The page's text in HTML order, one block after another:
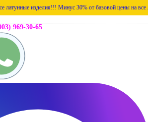
изделия!!! Минус 30% от базовой цены на все
969-30-65